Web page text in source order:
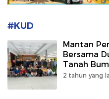
#KUD
Mantan
Bersama
Tanah
Kasusnya!
2 tahun yang